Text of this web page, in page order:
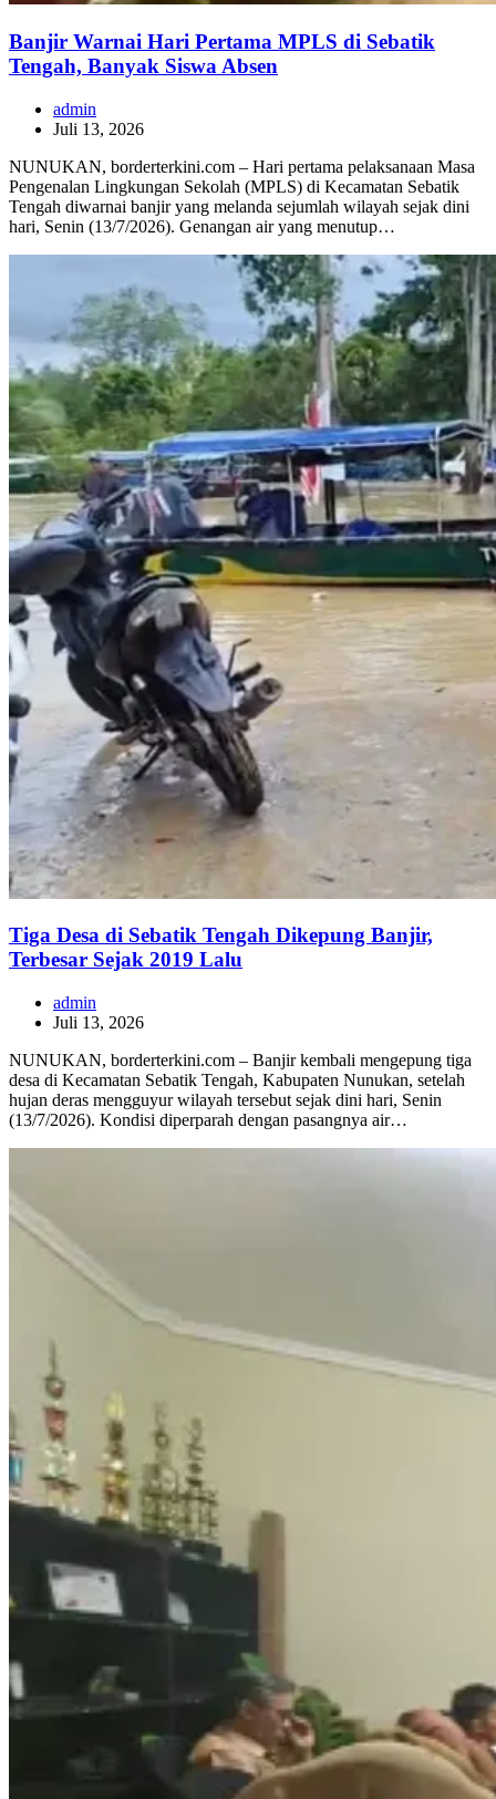
Banjir Warnai Hari Pertama MPLS di Sebatik
Tengah, Banyak Siswa Absen
admin
Juli 13, 2026
NUNUKAN, borderterkini.com – Hari pertama pelaksanaan Masa
Pengenalan Lingkungan Sekolah (MPLS) di Kecamatan Sebatik
Tengah diwarnai banjir yang melanda sejumlah wilayah sejak dini
hari, Senin (13/7/2026). Genangan air yang menutup…
Tiga Desa di Sebatik Tengah Dikepung Banjir,
Terbesar Sejak 2019 Lalu
admin
Juli 13, 2026
NUNUKAN, borderterkini.com – Banjir kembali mengepung tiga
desa di Kecamatan Sebatik Tengah, Kabupaten Nunukan, setelah
hujan deras mengguyur wilayah tersebut sejak dini hari, Senin
(13/7/2026). Kondisi diperparah dengan pasangnya air…